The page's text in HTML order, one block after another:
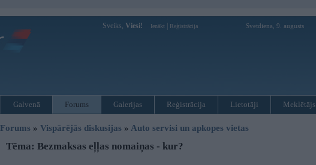
Sveiks, Viesi! Ienākt Reģistrācija Svetdiena, 9. augusts
Galvenā Forums Galerijas Reģistrācija Lietotāji Meklētājs
Forums » Vispārējās diskusijas » Auto servisi un apkopes vietas
Tēma: Bezmaksas eļļas nomaiņas - kur?